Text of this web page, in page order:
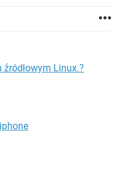
Linux.?